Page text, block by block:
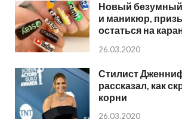
Новый безумный
и маникюр,
остаться на
26.03.2020
Стилист
рассказал, как
корни
26.03.2020